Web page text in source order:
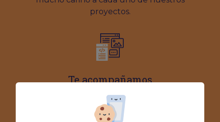
proyectos.
Te acompañamos
Nuestro servicio está personalizado desde la
primera toma de contacto hasta el lanzamiento.